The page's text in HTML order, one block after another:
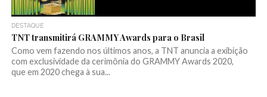
DESTAQUE
TNT transmitirá GRAMMY Awards para o Brasil
Como vem fazendo nos últimos anos, a TNT anuncia a exibição
com exclusividade da cerimônia do GRAMMY Awards 2020,
que em 2020 chega à sua...